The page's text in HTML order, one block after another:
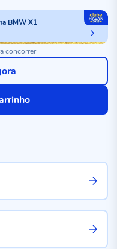
BMW X1
concorrer